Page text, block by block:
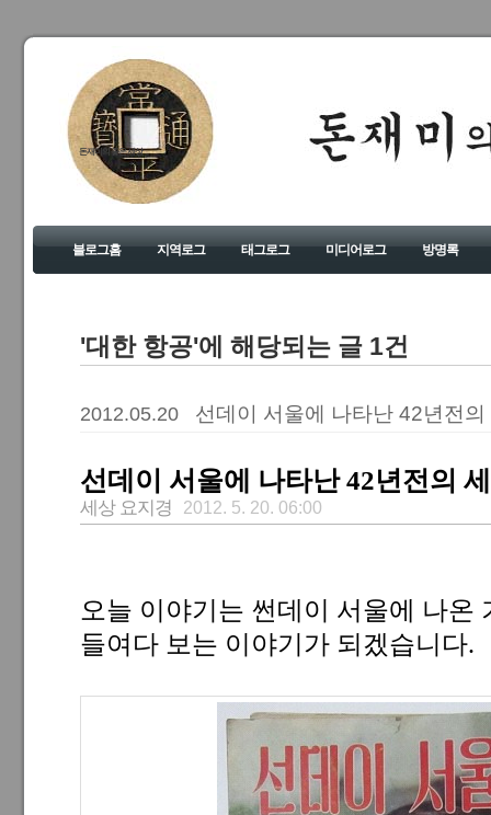
돈재미의 좋은 세상
블로그홈 지역로그 태그로그 미디어로그 방명록
'대한 항공'에 해당되는 글 1건
2012.05.20 선데이 서울에 나타난 42년전
선데이 서울에 나타난 42년전의
세상 요지경 2012. 5. 20. 06:00
오늘 이야기는 썬데이 서울에 나온
들여다 보는 이야기가 되겠습니다.